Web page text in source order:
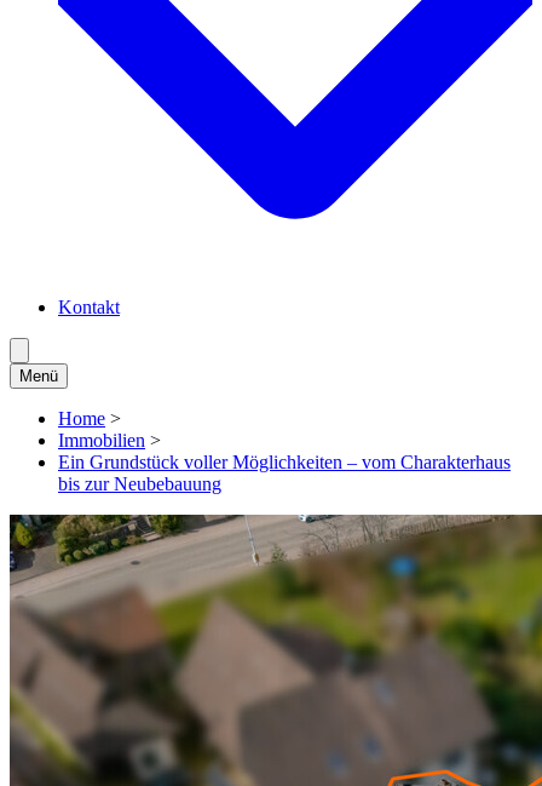
Kontakt
Menü
Home >
Immobilien >
Ein Grundstück voller Möglichkeiten – vom Charakterhaus
bis zur Neubebauung